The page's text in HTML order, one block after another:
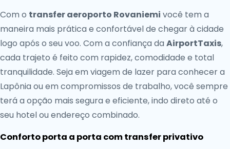
Com o transfer aeroporto Rovaniemi você tem a
maneira mais prática e confortável de chegar à cidade
logo após o seu voo. Com a confiança da AirportTaxis,
cada trajeto é feito com rapidez, comodidade e total
tranquilidade. Seja em viagem de lazer para conhecer a
Lapônia ou em compromissos de trabalho, você sempre
terá a opção mais segura e eficiente, indo direto até o
seu hotel ou endereço combinado.
Conforto porta a porta com transfer privativo